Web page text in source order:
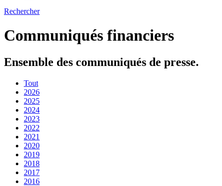
Rechercher
Communiqués financiers
Ensemble des communiqués de presse.
Tout
2026
2025
2024
2023
2022
2021
2020
2019
2018
2017
2016